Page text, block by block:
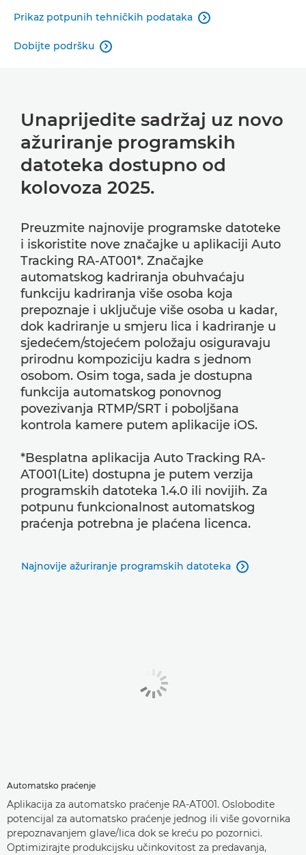
Prikaz potpunih tehničkih podataka 
Dobijte podršku 
Unaprijedite sadržaj uz novo
ažuriranje programskih
datoteka dostupno od
kolovoza 2025.
Preuzmite najnovije programske datoteke
i iskoristite nove značajke u aplikaciji Auto
Tracking RA-AT001*. Značajke
automatskog kadriranja obuhvaćaju
funkciju kadriranja više osoba koja
prepoznaje i uključuje više osoba u kadar,
dok kadriranje u smjeru lica i kadriranje u
sjedećem/stojećem položaju osiguravaju
prirodnu kompoziciju kadra s jednom
osobom. Osim toga, sada je dostupna
funkcija automatskog ponovnog
povezivanja RTMP/SRT i poboljšana
kontrola kamere putem aplikacije iOS.
*Besplatna aplikacija Auto Tracking RA-
AT001(Lite) dostupna je putem verzija
programskih datoteka 1.4.0 ili novijih. Za
potpunu funkcionalnost automatskog
praćenja potrebna je plaćena licenca.
Najnovije ažuriranje programskih datoteka 
Automatsko praćenje
Aplikacija za automatsko praćenje RA-AT001. Oslobodite
potencijal za automatsko praćenje jednog ili više govornika
prepoznavanjem glave/lica dok se kreću po pozornici.
Optimizirajte produkcijsku učinkovitost za predavanja,